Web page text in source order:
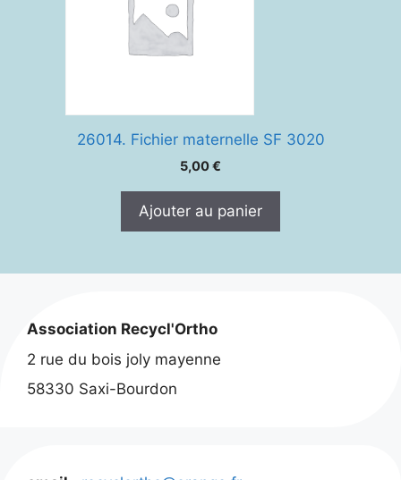
26014. Fichier maternelle SF 3020
5,00€
Ajouter au panier
Association Recycl'Ortho
2 rue du bois joly mayenne
58330 Saxi-Bourdon